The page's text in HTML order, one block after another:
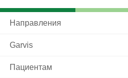
Лапароскопия предстательной
малотравматическим способом
Направления
Garvis
Пациентам